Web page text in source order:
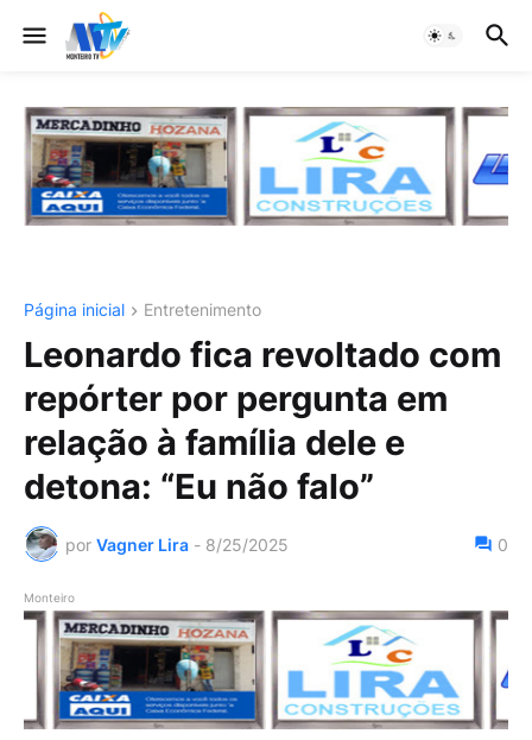
Página inicial Entretenimento
Leonardo fica revoltado com
repórter por pergunta em
relação à família dele e
detona: “Eu não falo”
por Vagner Lira - 8/25/2025 0
Monteiro